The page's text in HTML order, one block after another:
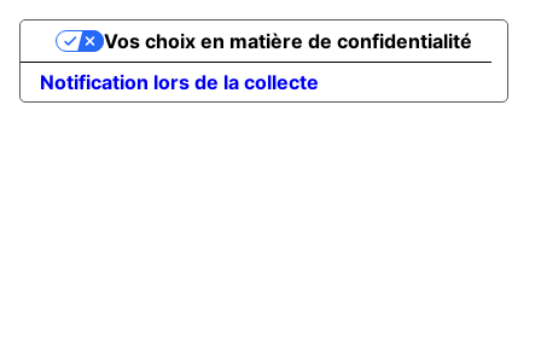
Notification lors de la collecte
Vos choix en matière de confidentialité